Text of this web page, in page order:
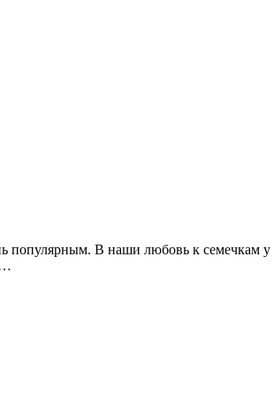
популярным. В наши любовь к семечкам у
…